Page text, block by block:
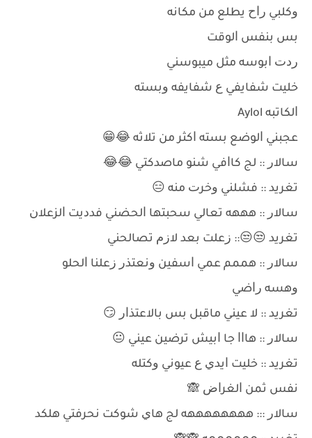
ﻭﻛﻠﺒﻲ ﺭﺍﺡ ﻳﻄﻠﻊ ﻣﻦ ﻣﻜﺎﻧﻪ
ﺑﺲ ﺑﻨﻔﺲ ﺍﻟﻮﻗﺖ
ﺭﺩﺕ ﺍﺑﻮﺳﻪ ﻣﺜﻞ ﻣﻴﺒﻮﺳﻨﻲ
ﺧﻠﻴﺖ ﺷﻔﺎﻳﻔﻲ ﻉ ﺷﻔﺎﻳﻔﻪ ﻭﺑﺴﺘﻪ
ﺍﻟﻜﺎﺗﺒﻪ Aylol
ﻋﺠﺒﻨﻲ ﺍﻟﻮﺿﻊ ﺑﺴﺘﻪ ﺍﻛﺜﺮ ﻣﻦ ﺗﻼﺛﻪ 😂😁
ﺳﺎﻻﺭ :: ﻟﺞ ﻛﺎﺍﻓﻲ ﺷﻨﻮ ﻣﺎﺻﺪﻛﺘﻲ 😂😂
ﺗﻐﺮﻳﺪ :: ﻓﺸﻠﻨﻲ ﻭﺧﺮﺕ ﻣﻨﻪ 😑
ﺳﺎﻻﺭ :: ﻫﻬﻬﻪ ﺗﻌﺎﻟﻲ ﺳﺤﺒﺘﻬﺎ ﺍﻟﺤﻀﻨﻲ ﻓﺪﺩﻳﺖ ﺍﻟﺰﻋﻼﻥ
ﺗﻐﺮﻳﺪ 😒😒:: ﺯﻋﻠﺖ ﺑﻌﺪ ﻻﺯﻡ ﺗﺼﺎﻟﺤﻨﻲ
ﺳﺎﻻﺭ :: ﻫﻤﻤﻢ ﻋﻤﻲ ﺍﺳﻔﻴﻦ ﻭﻧﻌﺘﺬﺭ ﺯﻋﻠﻨﺎ ﺍﻟﺤﻠﻮ
ﻭﻫﺴﻪ ﺭﺍﺿﻲ
ﺗﻐﺮﻳﺪ :: ﻻ ﻋﻴﻨﻲ ﻣﺎﻗﺒﻞ ﺑﺲ ﺑﺎﻻﻋﺘﺬﺍﺭ 😏
ﺳﺎﻻﺭ :: ﻫﺎﺍﺍ ﺟﺎ ﺍﺑﻴﺶ ﺗﺮﺿﻴﻦ ﻋﻴﻨﻲ 😐
ﺗﻐﺮﻳﺪ :: ﺧﻠﻴﺖ ﺍﻳﺪﻱ ﻉ ﻋﻴﻮﻧﻲ ﻭﻛﺘﻠﻪ
ﻧﻔﺲ ﺛﻤﻦ ﺍﻟﻐﺮﺍﺽ 🙈
ﺳﺎﻻﺭ ::: ﻫﻬﻬﻬﻬﻬﻬﻬﻪ ﻟﺞ ﻫﺎﻱ ﺷﻮﻛﺖ ﻧﺤﺮﻓﺘﻲ ﻫﻠﻜﺪ